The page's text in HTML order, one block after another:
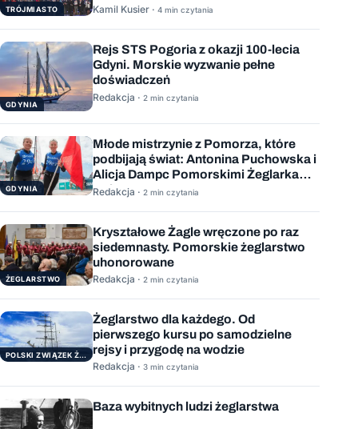
TRÓJMIASTO Kamil Kusier · 4 min czytania
GDYNIA
Rejs STS Pogoria z okazji 100-lecia
Gdyni. Morskie wyzwanie pełne
doświadczeń
Redakcja · 2 min czytania
GDYNIA
Młode mistrzynie z Pomorza, które
podbijają świat: Antonina Puchowska i
Alicja Dampc Pomorskimi Żeglarkami
Roku 2025
Redakcja · 2 min czytania
ŻEGLARSTWO
Kryształowe Żagle wręczone po raz
siedemnasty. Pomorskie żeglarstwo
uhonorowane
Redakcja · 2 min czytania
POLSKI ZWIĄZEK ŻEGLARSKI
Żeglarstwo dla każdego. Od
pierwszego kursu po samodzielne
rejsy i przygodę na wodzie
Redakcja · 3 min czytania
Baza wybitnych ludzi żeglarstwa